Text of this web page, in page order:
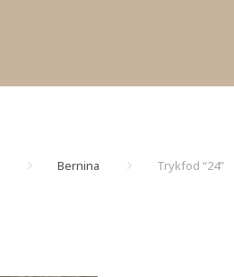
Bernina Trykfod “24”